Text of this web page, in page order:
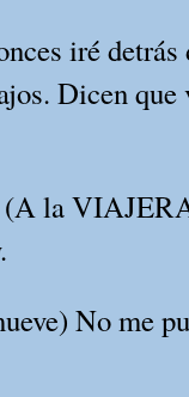
iré
Dicen
(A la
No me